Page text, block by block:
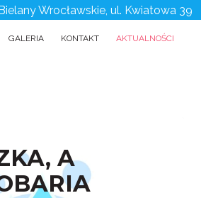
Wrocławskie, ul. Kwiatowa 39
GALERIA KONTAKT AKTUALNOŚCI
A